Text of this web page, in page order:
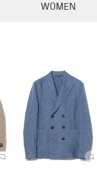
WOMEN